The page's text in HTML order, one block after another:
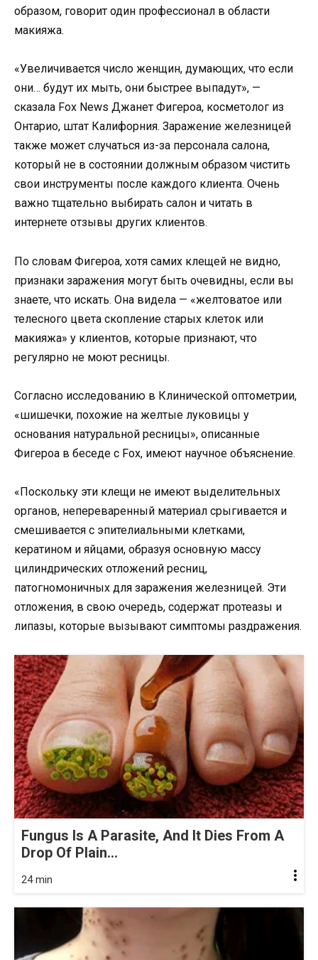
образом, говорит один профессионал в области
макияжа.
«Увеличивается число женщин, думающих, что если
они… будут их мыть, они быстрее выпадут», —
сказала Fox News Джанет Фигероа, косметолог из
Онтарио, штат Калифорния. Заражение железницей
также может случаться из-за персонала салона,
который не в состоянии должным образом чистить
свои инструменты после каждого клиента. Очень
важно тщательно выбирать салон и читать в
интернете отзывы других клиентов.
По словам Фигероа, хотя самих клещей не видно,
признаки заражения могут быть очевидны, если вы
знаете, что искать. Она видела — «желтоватое или
телесного цвета скопление старых клеток или
макияжа» у клиентов, которые признают, что
регулярно не моют ресницы.
Согласно исследованию в Клинической оптометрии,
«шишечки, похожие на желтые луковицы у
основания натуральной ресницы», описанные
Фигероа в беседе с Fox, имеют научное объяснение.
«Поскольку эти клещи не имеют выделительных
органов, непереваренный материал срыгивается и
смешивается с эпителиальными клетками,
кератином и яйцами, образуя основную массу
цилиндрических отложений ресниц,
патогномоничных для заражения железницей. Эти
отложения, в свою очередь, содержат протеазы и
липазы, которые вызывают симптомы раздражения.
Fungus Is A Parasite, And It Dies From A
Drop Of Plain...
24 min